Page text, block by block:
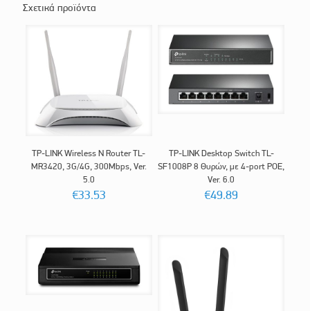
Σχετικά προϊόντα
TP-LINK Wireless N Router TL-
MR3420, 3G/4G, 300Mbps, Ver.
5.0
€33.53
TP-LINK Desktop Switch TL-
SF1008P 8 Θυρών, με 4-port POE,
Ver. 6.0
€49.89